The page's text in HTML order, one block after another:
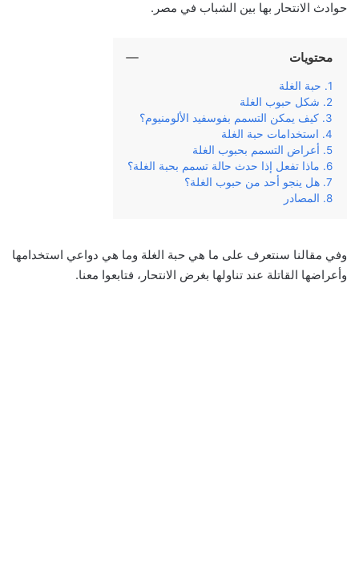
حوادث الانتحار بها بين الشباب في مصر.
محتويات
حبة الغلة
شكل حبوب الغلة
كيف يمكن التسمم بفوسفيد الألومنيوم؟
استخدامات حبة الغلة
أعراض التسمم بحبوب الغلة
ماذا تفعل إذا حدث حالة تسمم بحبة الغلة؟
هل ينجو أحد من حبوب الغلة؟
المصادر
وفي مقالنا سنتعرف على ما هي حبة الغلة وما هي دواعي استخدامها
وأعراضها القاتلة عند تناولها بغرض الانتحار، فتابعوا معنا.